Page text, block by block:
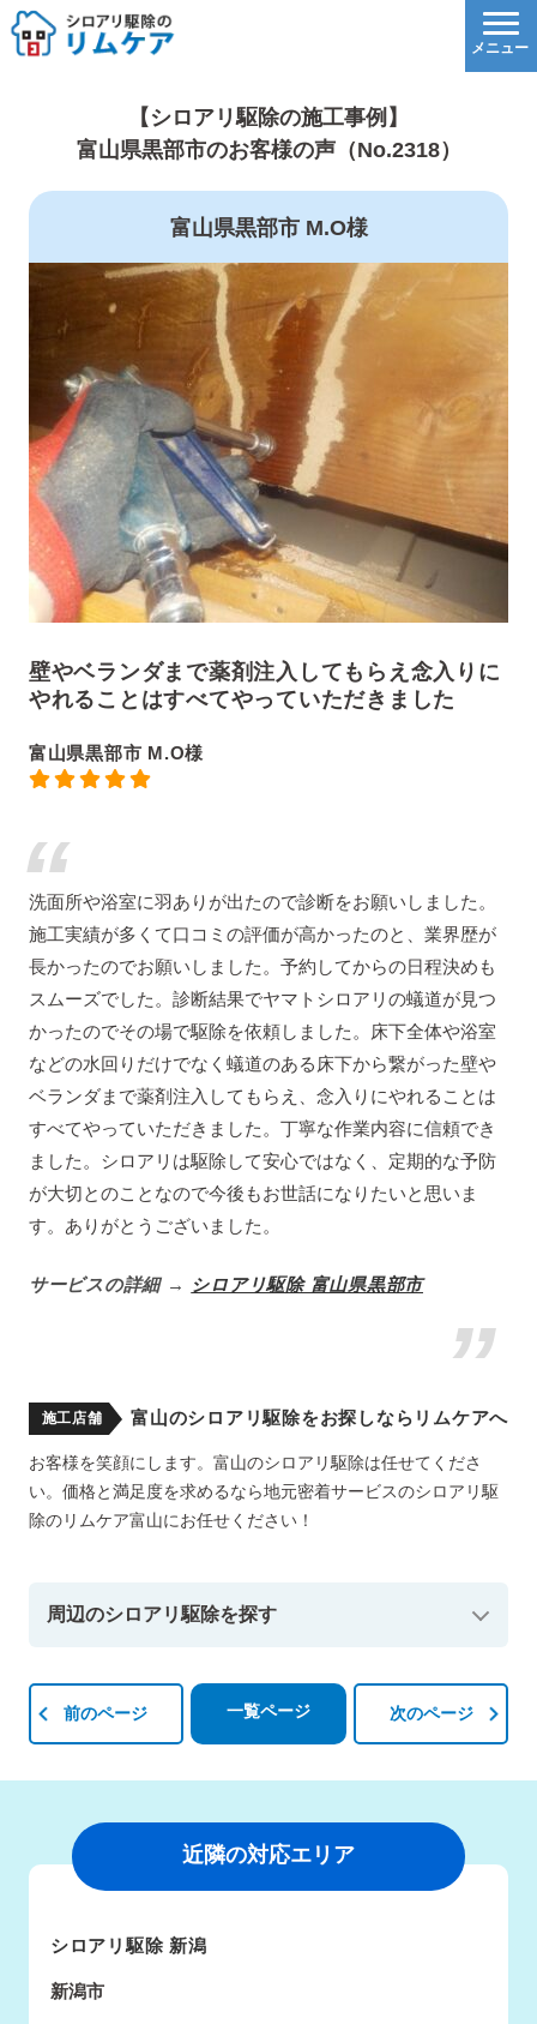
【シロアリ駆除の施工事例】
富山県黒部市のお客様の声（No.2318）
富山県黒部市 M.O様
壁やベランダまで薬剤注入してもらえ念入りに
やれることはすべてやっていただきました
富山県黒部市 M.O様
洗面所や浴室に羽ありが出たので診断をお願いしました。
施工実績が多くて口コミの評価が高かったのと、業界歴が
長かったのでお願いしました。予約してからの日程決めも
スムーズでした。診断結果でヤマトシロアリの蟻道が見つ
かったのでその場で駆除を依頼しました。床下全体や浴室
などの水回りだけでなく蟻道のある床下から繋がった壁や
ベランダまで薬剤注入してもらえ、念入りにやれることは
すべてやっていただきました。丁寧な作業内容に信頼でき
ました。シロアリは駆除して安心ではなく、定期的な予防
が大切とのことなので今後もお世話になりたいと思いま
す。ありがとうございました。
サービスの詳細 → シロアリ駆除 富山県黒部市
施工店舗 富山のシロアリ駆除をお探しならリムケアへ
お客様を笑顔にします。富山のシロアリ駆除は任せてくださ
い。価格と満足度を求めるなら地元密着サービスのシロアリ駆
除のリムケア富山にお任せください！
周辺のシロアリ駆除を探す
前のページ 一覧ページ 次のページ
近隣の対応エリア
シロアリ駆除 新潟
新潟市